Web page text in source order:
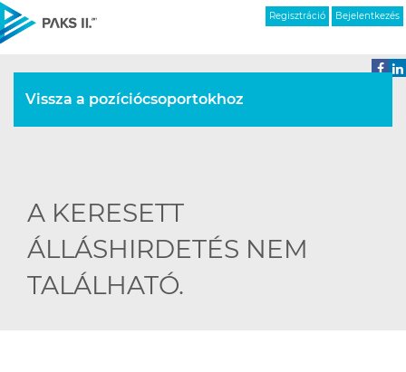
Regisztráció Bejelentkezés
Vissza a pozíciócsoportokhoz
A KERESETT
ÁLLÁSHIRDETÉS NEM
TALÁLHATÓ.